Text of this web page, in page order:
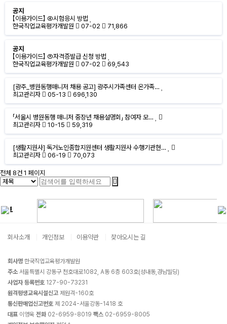
공지
【이용가이드】 ④시험응시 방법
한국직업교육평가개발원
07-02 71,866
공지
【이용가이드】 ⑤자격증발급 신청 방법
한국직업교육평가개발원
07-02 69,543
[광주_병원동행매니저 채용 공고] 광주시가족센터 온가족…
최고관리자
05-13 696,130
「서울시 병원동행 매니저 중장년 채용설명회」 참여자 모…
최고관리자
10-15 59,319
[생활지원사] 독거노인종합지원센터 생활지원사 수행기관현…
최고관리자
06-19 70,073
전체 8건 1 페이지
회사소개 개인정보 이용약관 찾아오시는 길
회사명 한국직업교육평가개발원
주소 서울특별시 강동구 천호대로1082, A동 6층 603호(성내동,경남빌딩)
사업자 등록번호 127-90-73231
원격평생교육시설신고 제원격-160호
통신판매업신고번호 제 2024-서울강동-1418 호
대표 이영욱 전화02-6959-8019 팩스 02-6959-8005